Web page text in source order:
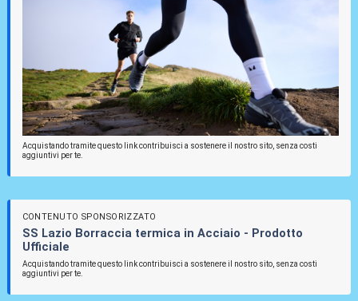
Acquistando tramite questo link contribuisci a sostenere il nostro sito, senza costi
aggiuntivi per te.
CONTENUTO SPONSORIZZATO
SS Lazio Borraccia termica in Acciaio - Prodotto
Ufficiale
Acquistando tramite questo link contribuisci a sostenere il nostro sito, senza costi
aggiuntivi per te.